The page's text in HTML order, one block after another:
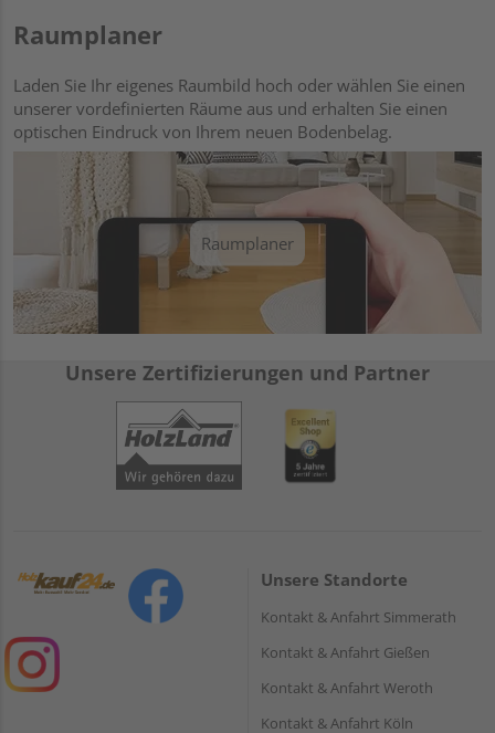
Raumplaner
Laden Sie Ihr eigenes Raumbild hoch oder wählen Sie einen
unserer vordefinierten Räume aus und erhalten Sie einen
optischen Eindruck von Ihrem neuen Bodenbelag.
Raumplaner
Unsere Zertifizierungen und Partner
Unsere Standorte
Kontakt & Anfahrt Simmerath
Kontakt & Anfahrt Gießen
Kontakt & Anfahrt Weroth
Kontakt & Anfahrt Köln